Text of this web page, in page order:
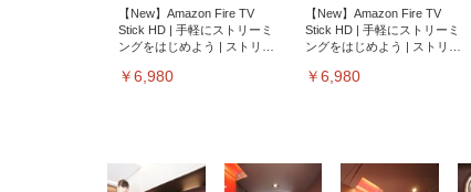
【New】Amazon Fire TV
Stick HD | 手軽にストリーミ
ングをはじめよう | ストリー
￥6,980
【New】Amazon Fire TV
Stick HD | 手軽にストリーミ
ングをはじめよう | ストリー
￥6,980